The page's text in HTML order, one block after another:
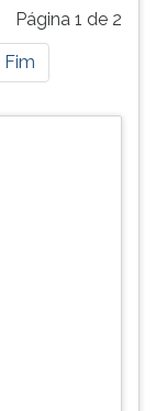
Página 1 de 2
Fim